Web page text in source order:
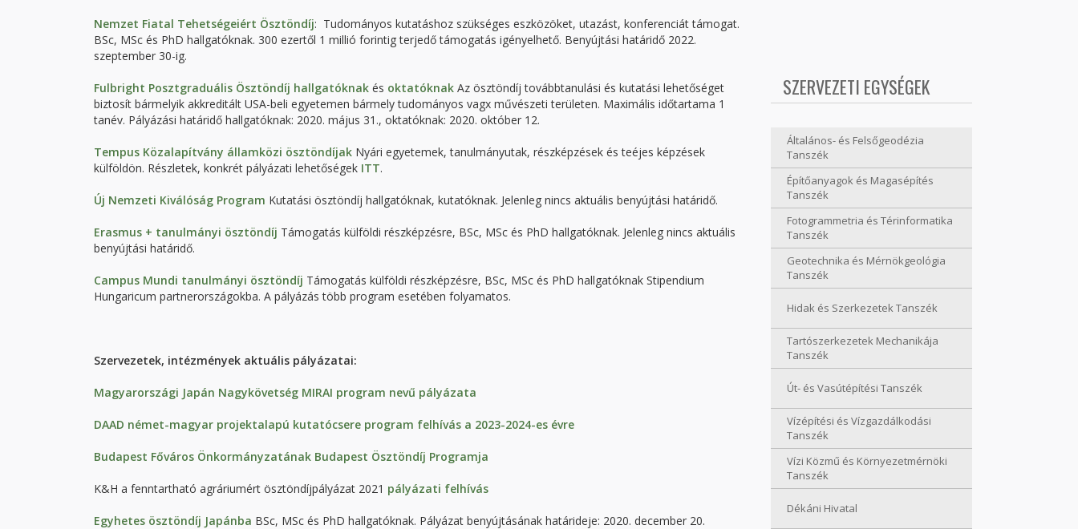
Nemzet Fiatal Tehetségeiért Ösztöndíj: Tudományos kutatáshoz szükséges eszközöket, utazást, konferenciát támogat.
BSc, MSc és PhD hallgatóknak. 300 ezertől 1 millió forintig terjedő támogatás igényelhető. Benyújtási határidő 2022.
szeptember 30-ig.
Fulbright Posztgraduális Ösztöndíj hallgatóknak és oktatóknak Az ösztöndíj továbbtanulási és kutatási lehetőséget
biztosít bármelyik akkreditált USA-beli egyetemen bármely tudományos vagx művészeti területen. Maximális időtartama 1
tanév. Pályázási határidő hallgatóknak: 2020. május 31., oktatóknak: 2020. október 12.
Tempus Közalapítvány államközi ösztöndíjak Nyári egyetemek, tanulmányutak, részképzések és teéjes képzések
külföldön. Részletek, konkrét pályázati lehetőségek ITT.
Új Nemzeti Kiválóság Program Kutatási ösztöndíj hallgatóknak, kutatóknak. Jelenleg nincs aktuális benyújtási határidő.
Erasmus + tanulmányi ösztöndíj Támogatás külföldi részképzésre, BSc, MSc és PhD hallgatóknak. Jelenleg nincs aktuális
benyújtási határidő.
Campus Mundi tanulmányi ösztöndíj Támogatás külföldi részképzésre, BSc, MSc és PhD hallgatóknak Stipendium
Hungaricum partnerországokba. A pályázás több program esetében folyamatos.
Szervezetek, intézmények aktuális pályázatai:
Magyarországi Japán Nagykövetség MIRAI program nevű pályázata
DAAD német-magyar projektalapú kutatócsere program felhívás a 2023-2024-es évre
Budapest Főváros Önkormányzatának Budapest Ösztöndíj Programja
K&H a fenntartható agráriumért ösztöndíjpályázat 2021 pályázati felhívás
Egyhetes ösztöndíj Japánba BSc, MSc és PhD hallgatóknak. Pályázat benyújtásának határideje: 2020. december 20.
SZERVEZETI EGYSÉGEK
Általános- és Felsőgeodézia
Tanszék
Építőanyagok és Magasépítés
Tanszék
Fotogrammetria és Térinformatika
Tanszék
Geotechnika és Mérnökgeológia
Tanszék
Hidak és Szerkezetek Tanszék
Tartószerkezetek Mechanikája
Tanszék
Út- és Vasútépítési Tanszék
Vízépítési és Vízgazdálkodási
Tanszék
Vízi Közmű és Környezetmérnöki
Tanszék
Dékáni Hivatal